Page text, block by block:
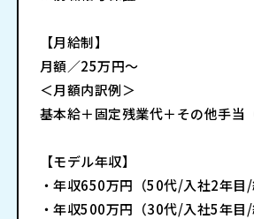
【月給制】
月額／25万円～
＜月額内訳例＞
基本給＋固定残業代＋その他手当
【モデル年収】
・年収650万円（50代/入社2年目/
・年収500万円（30代/入社5年目/